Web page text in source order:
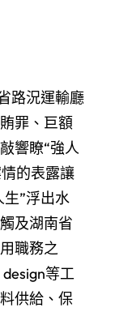
路況運輸廳
罪、巨額
響瞭“強人
的表露讓
生”浮出水
及湖南省
職務之
等工
供給、保